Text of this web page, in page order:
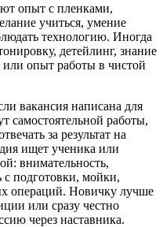
опыт с пленками,
учиться, умение
технологию. Иногда
детейлинг, знание
или опыт работы в чистой
вакансия написана для
самостоятельной работы,
за результат на
ищет ученика или
внимательность,
с подготовки, мойки,
операций. Новичку лучше
или сразу честно
через наставника.